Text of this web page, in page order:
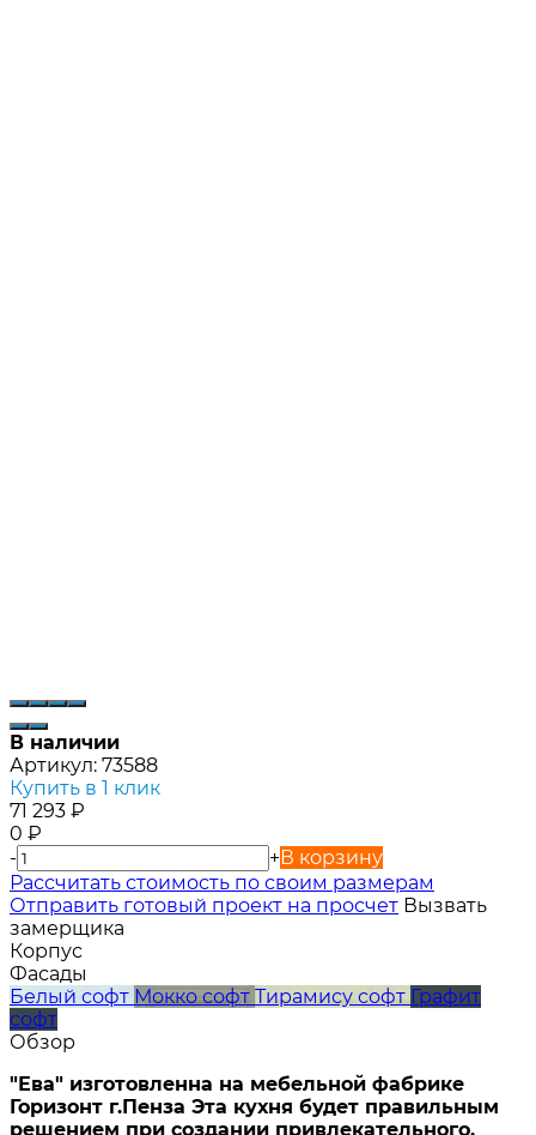
В наличии
Артикул: 73588
Купить в 1 клик
71 293 ₽
0 ₽
-
+В корзину
Расcчитать стоимость по своим размерам
Отправить готовый проект на просчет Вызвать
замерщика
Корпус
Фасады
Белый софт Мокко софт Тирамису софт Графит
софт
Обзор
"Ева" изготовленна на мебельной фабрике
Горизонт г.Пенза Эта кухня будет правильным
решением при создании привлекательного,